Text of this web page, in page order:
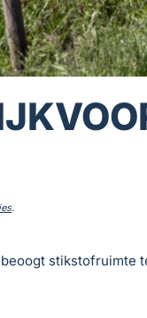
.
stikstofruimte